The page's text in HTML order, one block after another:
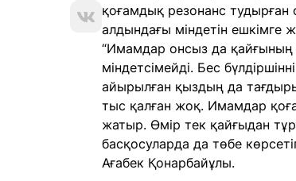
қоғамдық резонанс
алдындағы міндетін ешкімге
“Имамдар онсыз да қайғының
міндетсімейді. Бес
айырылған қыздың да
тыс қалған жоқ. Имамдар
жатыр. Өмір тек қайғыдан
басқосуларда да төбе
Ағабек Қонарбайұлы.